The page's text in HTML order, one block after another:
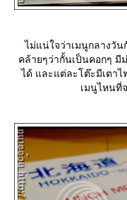
ไม่แน่ใจว่าเมนูกลางวัน
คล้ายๆว่ากั้นเป็นคอกๆ มี
ได้ และแต่ละโต๊ะมีเตาไ
เมนูไหนที่